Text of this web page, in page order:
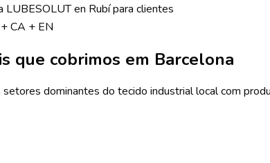
LUBESOLUT en Rubí para clientes
CA + EN
que cobrimos em Barcelona
dominantes do tecido industrial local com